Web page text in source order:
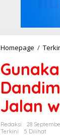
Homepage /
Jalan
Redaksi
28
Terkini
5 Dilihat